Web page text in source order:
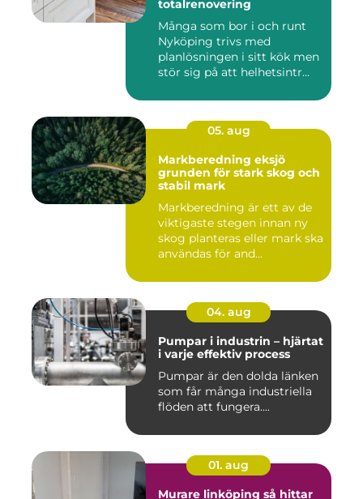
totalrenovering
Många som bor i och runt
Nyköping trivs med
planlösningen i sitt kök men
stör sig på att helhetsintr...
05. aug
Markberedning eksjö
grunden för stark skog och
stabil mark
Markberedning är ett av de
viktigaste stegen innan ny
skog planteras eller mark ska
användas för and...
04. aug
Pumpar i industrin – hjärtat
i varje effektiv process
Pumpar är den dolda länken
som får många industriella
flöden att fungera....
01. aug
Murare linköping så hittar